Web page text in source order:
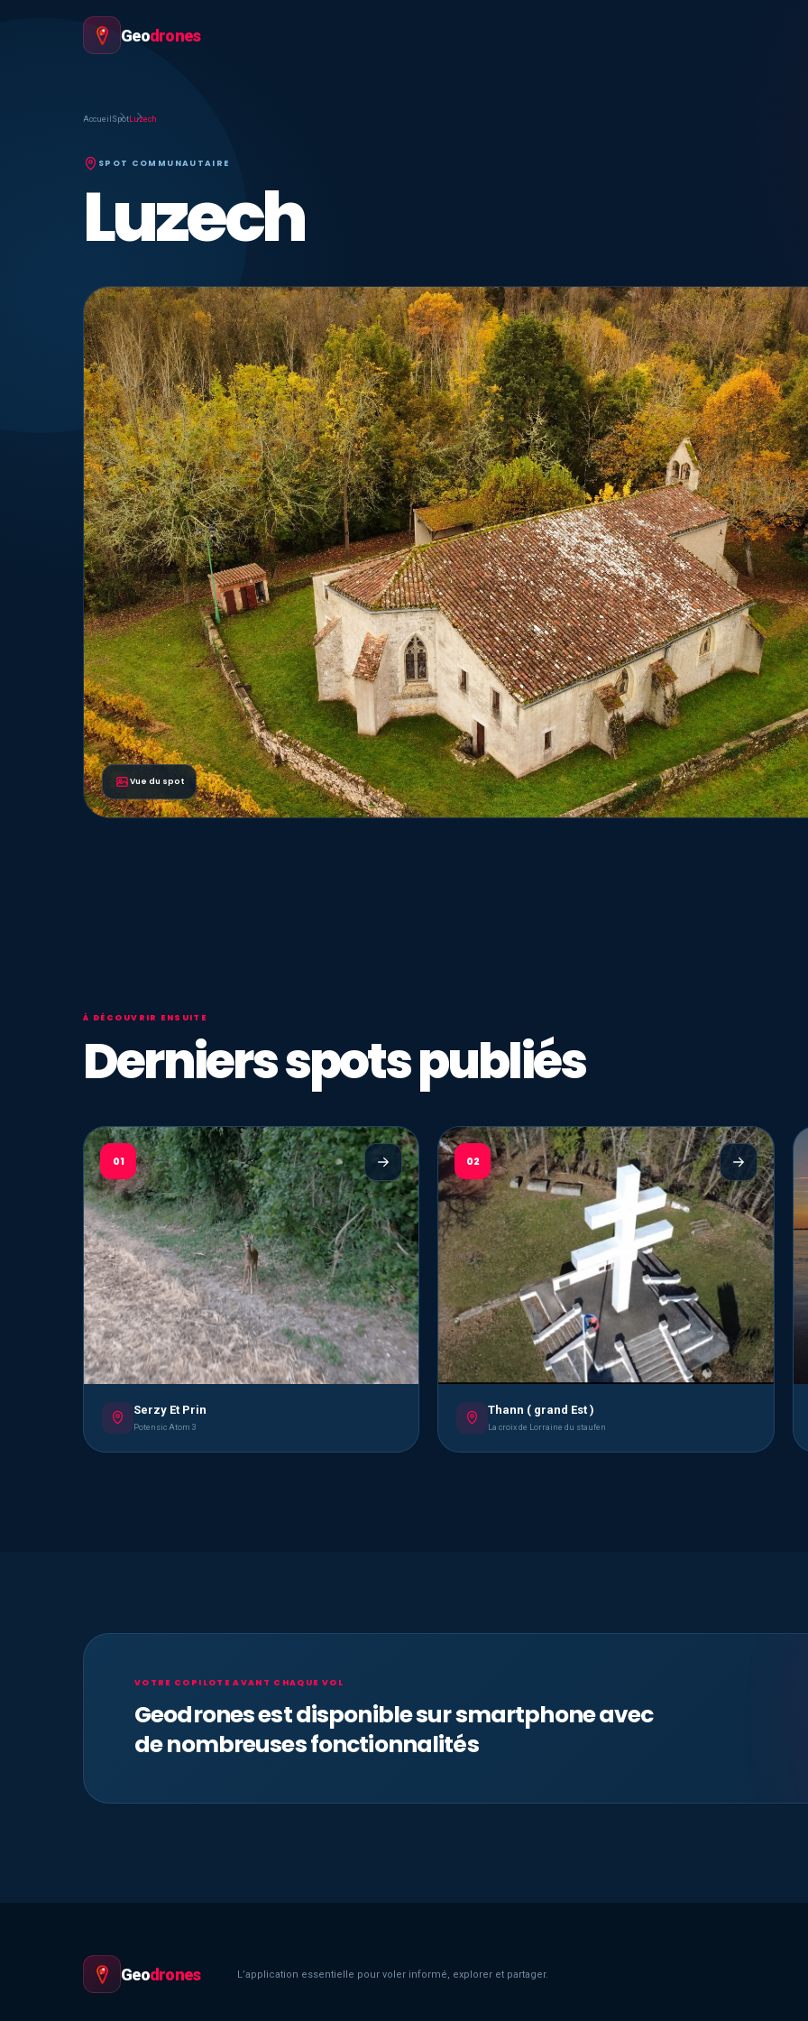
Geodrones
Accueil SpotLuzech
SPOT COMMUNAUTAIRE
Luzech
Vue du spot
À DÉCOUVRIR ENSUITE
Derniers spots publiés
01
Serzy Et Prin
Potensic Atom 3
02
Thann ( grand Est )
La croix de Lorraine du staufen
VOTRE COPILOTE AVANT CHAQUE VOL
Geodrones est disponible sur smartphone avec
de nombreuses fonctionnalités
Geodrones L’application essentielle pour voler informé, explorer et partager.